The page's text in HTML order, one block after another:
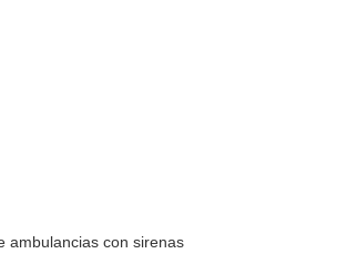
ambulancias con sirenas